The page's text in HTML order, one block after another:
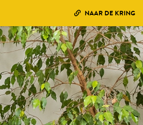
NAAR DE KRING